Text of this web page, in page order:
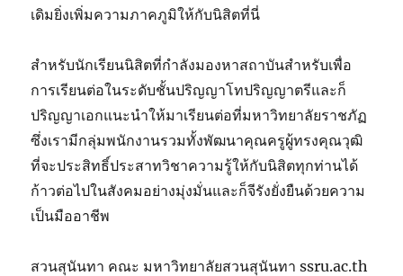
เดิมยิ่งเพิ่มความภาคภูมิให้กับนิสิตที่นี่
สำหรับนักเรียนนิสิตที่กำลังมองหาสถาบันสำหรับเพื่อ
การเรียนต่อในระดับชั้นปริญญาโทปริญญาตรีและก็
ปริญญาเอกแนะนำให้มาเรียนต่อที่มหาวิทยาลัยราชภัฏ
ซึ่งเรามีกลุ่มพนักงานรวมทั้งพัฒนาคุณครูผู้ทรงคุณวุฒิ
ที่จะประสิทธิ์ประสาทวิชาความรู้ให้กับนิสิตทุกท่านได้
ก้าวต่อไปในสังคมอย่างมุ่งมั่นและก็จีรังยั่งยืนด้วยความ
เป็นมืออาชีพ
สวนสุนันทา คณะ มหาวิทยาลัยสวนสุนันทา ssru.ac.th